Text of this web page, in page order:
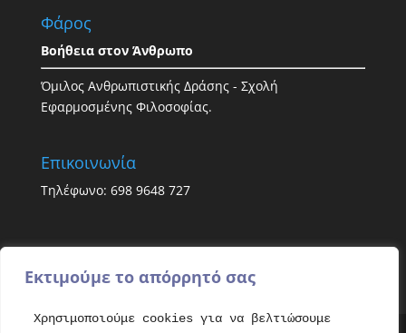
Εκτιμούμε το απόρρητό σας
Χρησιμοποιούμε cookies για να βελτιώσουμε
Φάρος
Βοήθεια στον Άνθρωπο
Όμιλος Ανθρωπιστικής Δράσης - Σχολή
Εφαρμοσμένης Φιλοσοφίας.
Επικοινωνία
Τηλέφωνο: 698 9648 727